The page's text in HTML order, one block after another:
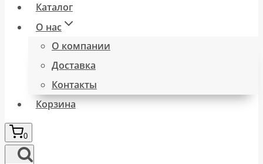
Каталог
О нас
О компании
Доставка
Контакты
Корзина
0